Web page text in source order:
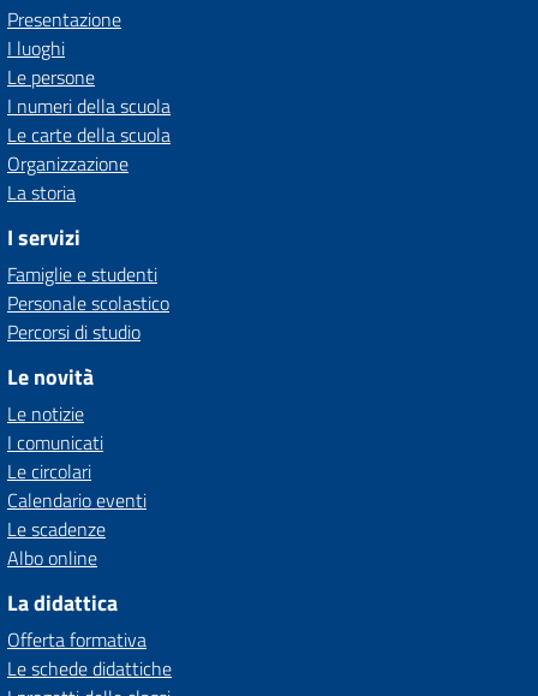
Presentazione
I luoghi
Le persone
I numeri della scuola
Le carte della scuola
Organizzazione
La storia
I servizi
Famiglie e studenti
Personale scolastico
Percorsi di studio
Le novità
Le notizie
I comunicati
Le circolari
Calendario eventi
Le scadenze
Albo online
La didattica
Offerta formativa
Le schede didattiche